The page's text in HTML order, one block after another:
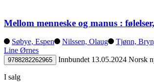
Mellom menneske og manus :
Søbye, Espen Nilssen, Olaug Tjønn,
Line Ørnes
9788282262965 Innbundet 13.05.2024 Norsk
I salg